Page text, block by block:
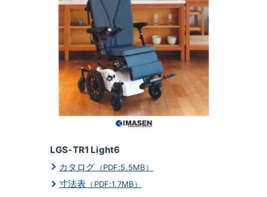
LGS-TR1 Light6
カタログ （PDF:5.5MB）
寸法表 （PDF:1.7MB）